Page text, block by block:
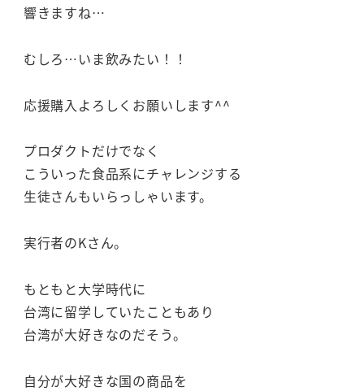
響きますね…
むしろ…いま飲みたい！！
応援購入よろしくお願いします^^
プロダクトだけでなく
こういった食品系にチャレンジする
生徒さんもいらっしゃいます。
実行者のKさん。
もともと大学時代に
台湾に留学していたこともあり
台湾が大好きなのだそう。
自分が大好きな国の商品を